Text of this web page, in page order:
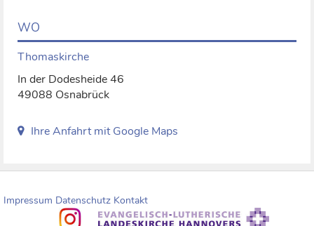
WO
Thomaskirche
In der Dodesheide 46
49088 Osnabrück
Ihre Anfahrt mit Google Maps
Impressum Datenschutz Kontakt